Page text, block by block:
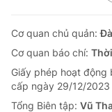
Cơ quan chủ quản:
Cơ quan báo chí:
Giấy phép hoạt động
cấp ngày 29/12/2023
Tổng Biên tập: Vũ